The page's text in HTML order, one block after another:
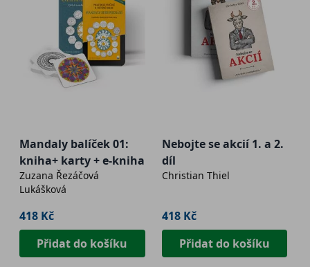
Mandaly balíček 01:
kniha+ karty + e-kniha
Zuzana Řezáčová
Lukášková
418 Kč
Přidat do košíku
Nebojte se akcií 1. a 2.
díl
Christian Thiel
418 Kč
Přidat do košíku